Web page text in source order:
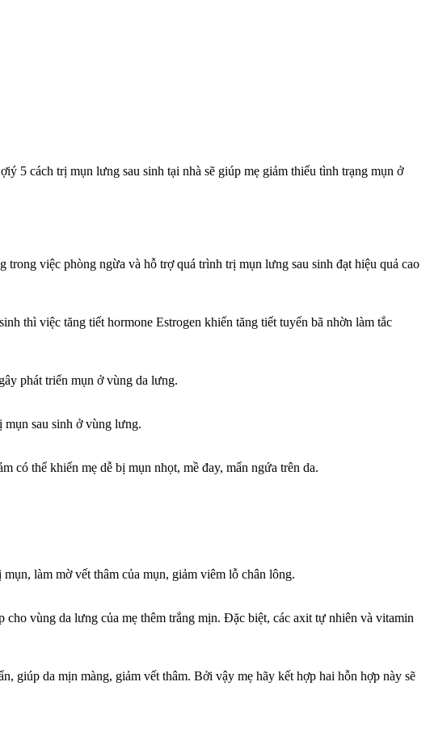
5 cách trị mụn lưng sau sinh tại nhà sẽ giúp mẹ giảm thiểu tình trạng mụn ở
việc phòng ngừa và hỗ trợ quá trình trị mụn lưng sau sinh đạt hiệu quả cao
thì việc tăng tiết hormone Estrogen khiến tăng tiết tuyến bã nhờn làm tắc
phát triển mụn ở vùng da lưng.
sau sinh ở vùng lưng.
có thể khiến mẹ dễ bị mụn nhọt, mề đay, mẩn ngứa trên da.
làm mờ vết thâm của mụn, giảm viêm lỗ chân lông.
vùng da lưng của mẹ thêm trắng mịn. Đặc biệt, các axit tự nhiên và vitamin
giúp da mịn màng, giảm vết thâm. Bởi vậy mẹ hãy kết hợp hai hỗn hợp này sẽ